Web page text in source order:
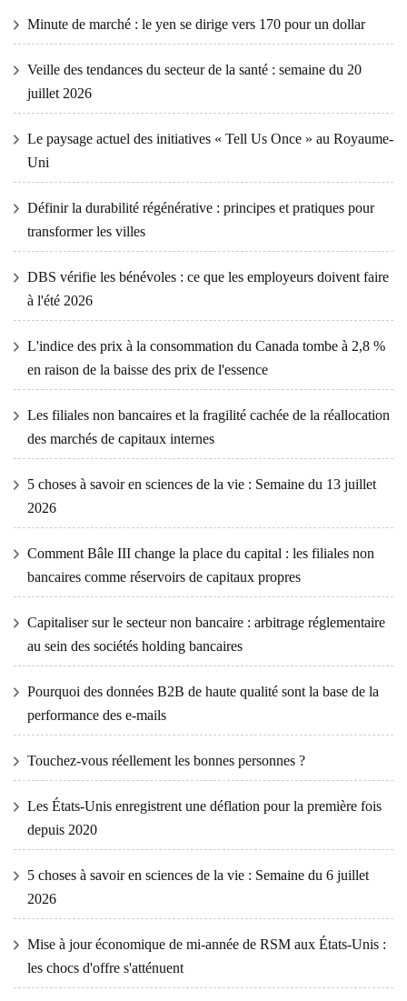
Minute de marché : le yen se dirige vers 170 pour un dollar
Veille des tendances du secteur de la santé : semaine du 20
juillet 2026
Le paysage actuel des initiatives « Tell Us Once » au Royaume-
Uni
Définir la durabilité régénérative : principes et pratiques pour
transformer les villes
DBS vérifie les bénévoles : ce que les employeurs doivent faire
à l'été 2026
L'indice des prix à la consommation du Canada tombe à 2,8 %
en raison de la baisse des prix de l'essence
Les filiales non bancaires et la fragilité cachée de la réallocation
des marchés de capitaux internes
5 choses à savoir en sciences de la vie : Semaine du 13 juillet
2026
Comment Bâle III change la place du capital : les filiales non
bancaires comme réservoirs de capitaux propres
Capitaliser sur le secteur non bancaire : arbitrage réglementaire
au sein des sociétés holding bancaires
Pourquoi des données B2B de haute qualité sont la base de la
performance des e-mails
Touchez-vous réellement les bonnes personnes ?
Les États-Unis enregistrent une déflation pour la première fois
depuis 2020
5 choses à savoir en sciences de la vie : Semaine du 6 juillet
2026
Mise à jour économique de mi-année de RSM aux États-Unis :
les chocs d'offre s'atténuent